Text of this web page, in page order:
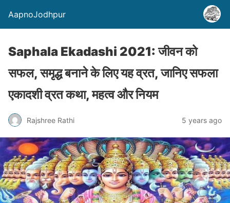
AapnoJodhpur
Saphala Ekadashi 2021: जीवन को
सफल, समृद्ध बनाने के लिए यह व्रत, जानिए सफला
एकादशी व्रत कथा, महत्‍व और नियम
Rajshree Rathi 5 years ago